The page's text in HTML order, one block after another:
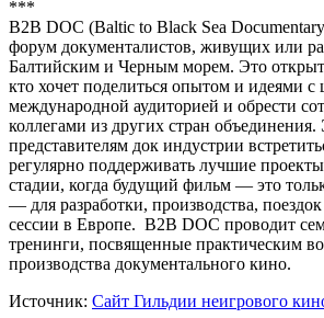
***
B2B DOC (Baltic to Black Sea
форум документалистов, живущих или
Балтийским и Черным морем. Это
кто хочет поделиться опытом и идеями с
международной аудиторией и обрести
коллегами из других стран
представителям док индустрии
регулярно поддерживать лучшие
стадии, когда будущий фильм — это
— для разработки, производства,
сессии в Европе. B2B DOC проводит
тренинги, посвященные практическим
производства документального кино.
Источник: Сайт Гильдии неигрового